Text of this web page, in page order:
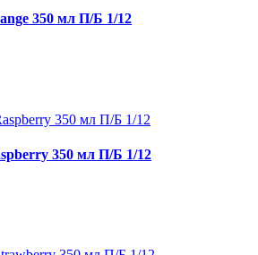
350 мл П/Б 1/12
350 мл П/Б 1/12